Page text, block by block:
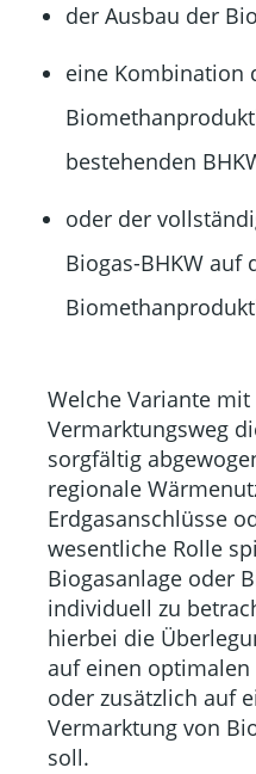
der Ausbau der
eine Kombination
bestehenden
oder der
Biogas-BHKW auf
Welche Variante
Vermarktungsweg
sorgfältig
regionale
Erdgasanschlüsse
wesentliche Rolle
Biogasanlage oder
individuell zu
hierbei die
auf einen optimalen
oder zusätzlich auf
Vermarktung von
soll.